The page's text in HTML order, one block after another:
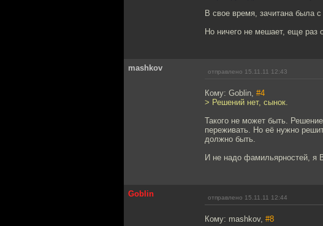
В свое время, зачитана была с
Но ничего не мешает, еще раз
mashkov отправлено 15.11.11 12:43
Кому: Goblin, #4
> Решений нет, сынок.
Такого не может быть.
переживать. Но её нужно
должно быть.
И не надо фамильярностей, я
Goblin отправлено 15.11.11 12:44
Кому: mashkov, #8